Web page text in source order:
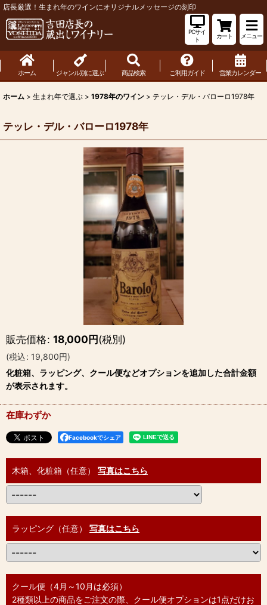
店長厳選！生まれ年のワインにオリジナルメッセージの刻印
PCサイ
ト
カート メニュー
ホーム ジャンル別に選ぶ 商品検索 ご利用ガイド 営業カレンダー
ホーム > 生まれ年で選ぶ > 1978年のワイン > テッレ・デル・バローロ1978年
テッレ・デル・バローロ1978年
販売価格: 18,000円(税別)
(税込: 19,800円)
化粧箱、ラッピング、クール便などオプションを追加した合計金額
が表示されます。
在庫わずか
Facebookでシェア
木箱、化粧箱（任意） 写真はこちら
ラッピング（任意） 写真はこちら
クール便（4月～10月は必須）
2種類以上の商品をご注文の際、クール便オプションは1点だけお